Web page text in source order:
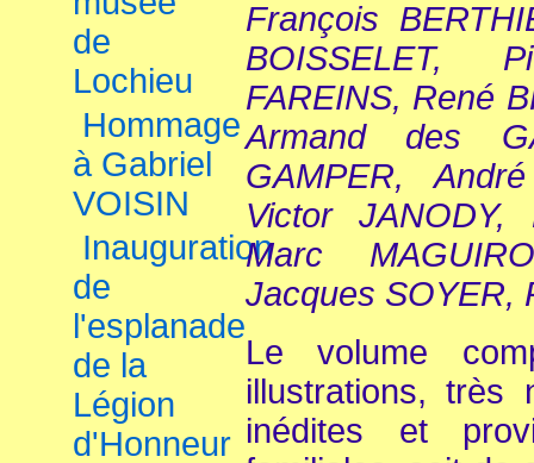
de
Lochieu
Hommage
à Gabriel
VOISIN
Inauguration
de
l'esplanade
de la
Légion
d'Honneur
François
BOISSELET,
FAREINS, René
Armand des
GAMPER,
Victor JANODY,
Marc
Jacques SOYER,
Le volume
illustrations, très
inédites et